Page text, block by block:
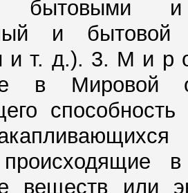
бы­товыми и
и
и т. д.). 3. М и
в Миро­вой
происходящие
веществ или